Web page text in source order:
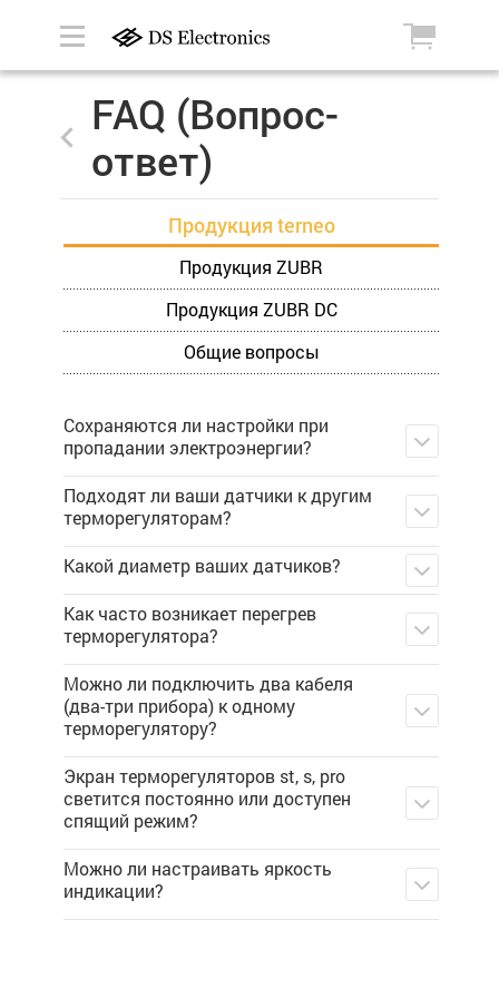
FAQ (Вопрос-
ответ)
Продукция terneo
Продукция ZUBR
Продукция ZUBR DC
Общие вопросы
Сохраняются ли настройки при
пропадании электроэнергии?
Подходят ли ваши датчики к другим
терморегуляторам?
Какой диаметр ваших датчиков?
Как часто возникает перегрев
терморегулятора?
Можно ли подключить два кабеля
(два-три прибора) к одному
терморегулятору?
Экран терморегуляторов st, s, pro
светится постоянно или доступен
спящий режим?
Можно ли настраивать яркость
индикации?